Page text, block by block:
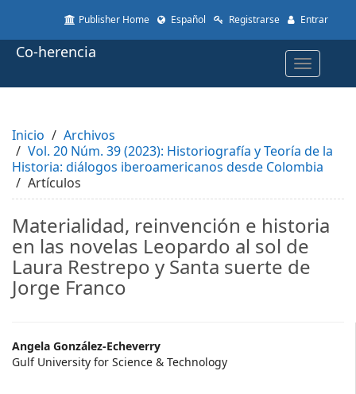
to
page
Main
Content
Sidebar
Publisher Home Español Registrarse Entrar
Toggle
Co-herencia
Inicio
Archivos
Vol. 20 Núm. 39 (2023): Historiografía y Teoría de la
Historia: diálogos iberoamericanos desde Colombia
Artículos
Materialidad, reinvención e historia
en las novelas Leopardo al sol de
Laura Restrepo y Santa suerte de
Jorge Franco
Main
Article
Angela González-Echeverry
Gulf University for Science & Technology